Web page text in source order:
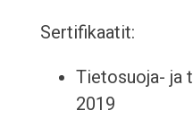
Sertifikaatit:
Tietosuoja- ja
2019